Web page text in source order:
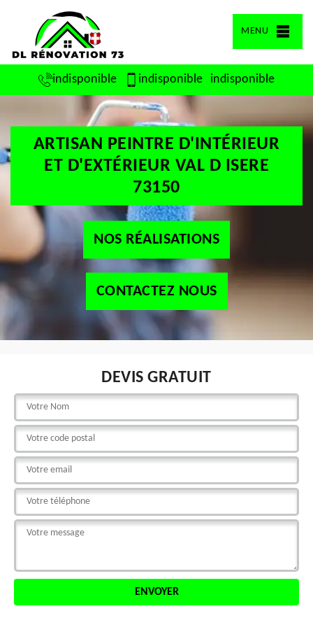
MENU
indisponible indisponible indisponible
ARTISAN PEINTRE D'INTÉRIEUR
ET D'EXTÉRIEUR VAL D ISERE
73150
NOS RÉALISATIONS
CONTACTEZ NOUS
DEVIS GRATUIT